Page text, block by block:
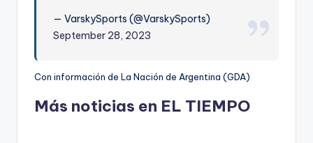
— VarskySports (@VarskySports)
September 28, 2023
Con información de La Nación de Argentina (GDA)
Más noticias en EL TIEMPO